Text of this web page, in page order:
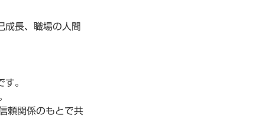
成長、職場の人間
。
頼関係のもとで共